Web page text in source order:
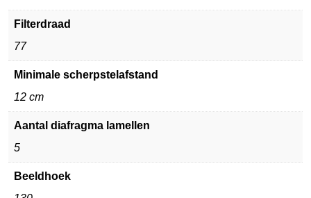
Filterdraad
77
Minimale scherpstelafstand
12 cm
Aantal diafragma lamellen
5
Beeldhoek